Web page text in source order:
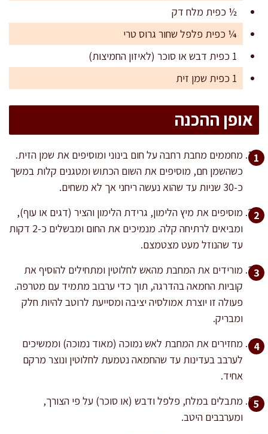
½ כפית מלח דק
¼ כפית פלפל שחור גרוס טרי
1 כפית דבש או סוכר (לאיזון החמיצות)
1 כפית שמן זית
אופן ההכנה
מחממים מחבת רחבה על חום בינוני ומוסיפים את שמן הזית.
כשהשמן חם, מוסיפים את השום הכתוש ומטגנים קלות במשך
כ-30 שניות עד שהוא נעשה ריחני אך לא משחים.
מוסיפים את מיץ הלימון, גרידת הלימון והציר (דגים או עוף),
ומביאים לרתיחה קלה. מנמיכים את החום ומבשלים כ-2 דקות
עד שהנוזל מעט מצטמצם.
מורידים את המחבת מהאש לחלוטין ומתחילים להוסיף את
קוביות החמאה בהדרגה, תוך כדי ערבוב מתמיד עם מטרפה.
פעולה זו יוצרת אמולסיה יציבה ומסייעת לרוטב להיות חלק
ומבריק.
מחזירים את המחבת לאש נמוכה (מאוד נמוכה) וממשיכים
לערבב בעדינות עד שהחמאה נטמעת לחלוטין ונוצר מרקם
אחיד.
מתבלים במלח, פלפל ודבש (או סוכר) על פי הצורך,
ומערבבים היטב.